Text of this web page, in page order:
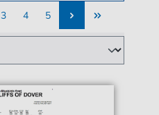
3
4
4
5
5